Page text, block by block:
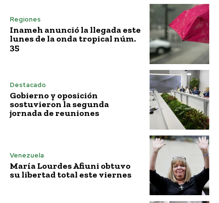
Regiones
Inameh anunció la llegada este
lunes de la onda tropical núm.
35
Destacado
Gobierno y oposición
sostuvieron la segunda
jornada de reuniones
Venezuela
María Lourdes Afiuni obtuvo
su libertad total este viernes